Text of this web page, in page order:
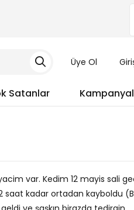
Üye Ol
Satanlar
var. Kedim 12 mayis sali
saat kadar ortadan kayboldu